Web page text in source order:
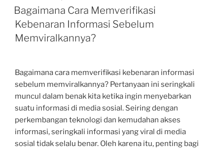
ON
Bagaimana Cara Memverifikasi
Kebenaran Informasi Sebelum
Memviralkannya?
Bagaimana cara memverifikasi kebenaran informasi
sebelum memviralkannya? Pertanyaan ini seringkali
muncul dalam benak kita ketika ingin menyebarkan
suatu informasi di media sosial. Seiring dengan
perkembangan teknologi dan kemudahan akses
informasi, seringkali informasi yang viral di media
sosial tidak selalu benar. Oleh karena itu, penting bagi